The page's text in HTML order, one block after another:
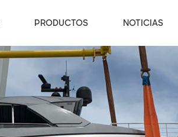
PRODUCTOS NOTICIAS